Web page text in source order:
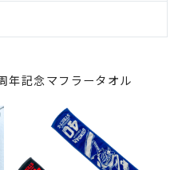
年記念マフラータオル